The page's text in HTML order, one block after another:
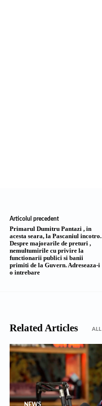
Articolul precedent
Primarul Dumitru Pantazi , in
acesta seara, la Pascaniul incotro.
Despre majorarile de preturi ,
nemultumirile cu privire la
functionarii publici si banii
primiti de la Guvern. Adreseaza-i
o intrebare
Related Articles ALL
NEWS